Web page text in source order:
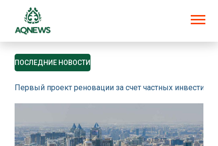
ПОСЛЕДНИЕ НОВОСТИ
Первый проект реновации за счет частных